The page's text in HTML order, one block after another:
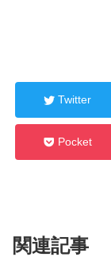
Twitter
Pocket
関連記事